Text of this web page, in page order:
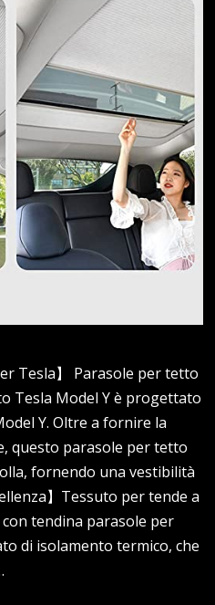
Tesla】 Parasole per tetto
Tesla Model Y è progettato
Y. Oltre a fornire la
questo parasole per tetto
fornendo una vestibilità
】Tessuto per tende a
tendina parasole per
di isolamento termico, che